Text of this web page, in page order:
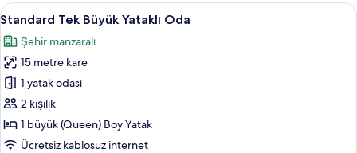
Standard
Tek
Büyük
Yataklı
Oda
için
tüm
fotoğrafları
Standard Tek Büyük Yataklı Oda |
5
Standard Tek Büyük Yataklı Oda
Şehir manzaralı
15 metre kare
1 yatak odası
2 kişilik
1 büyük (Queen) Boy Yatak
Ücretsiz kablosuz internet